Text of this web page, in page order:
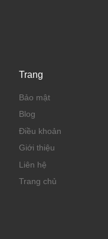
Trang
Bảo mật
Blog
Điều khoản
Giới thiệu
Liên hệ
Trang chủ